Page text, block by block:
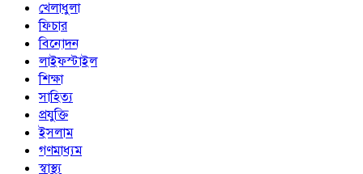
খেলাধুলা
ফিচার
বিনোদন
লাইফস্টাইল
শিক্ষা
সাহিত্য
প্রযুক্তি
ইসলাম
গণমাধ্যম
স্বাস্থ্য